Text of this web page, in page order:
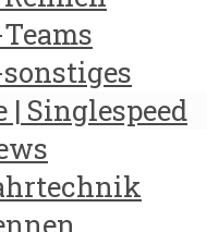
| Singlespeed